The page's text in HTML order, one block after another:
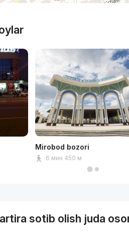
Mirobod bozori
6 мин 450 м
sotib olish juda